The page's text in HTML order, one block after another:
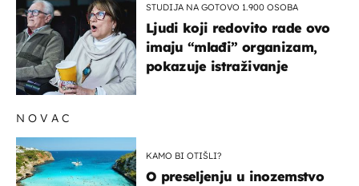
STUDIJA NA GOTOVO 1.900 OSOBA
Ljudi koji redovito rade ovo
imaju “mlađi” organizam,
pokazuje istraživanje
NOVAC
KAMO BI OTIŠLI?
O preseljenju u inozemstvo